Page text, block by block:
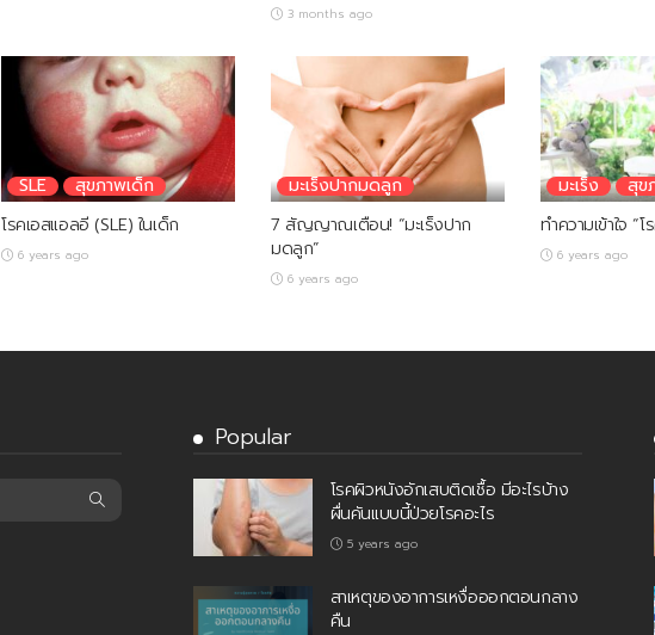
3 months ago
SLE
สุขภาพเด็ก
โรคเอสแอลอี (SLE) ในเด็ก
6 years ago
มะเร็งปากมดลูก
7 สัญญาณเตือน! “มะเร็งปาก
มดลูก”
6 years ago
มะเร็ง
สุข
ทำความเข้าใจ “โ
6 years ago
Popular
โรคผิวหนังอักเสบติดเชื้อ มีอะไรบ้าง
ผื่นคันแบบนี้ป่วยโรคอะไร
5 years ago
สาเหตุของอาการเหงื่อออกตอนกลาง
คืน